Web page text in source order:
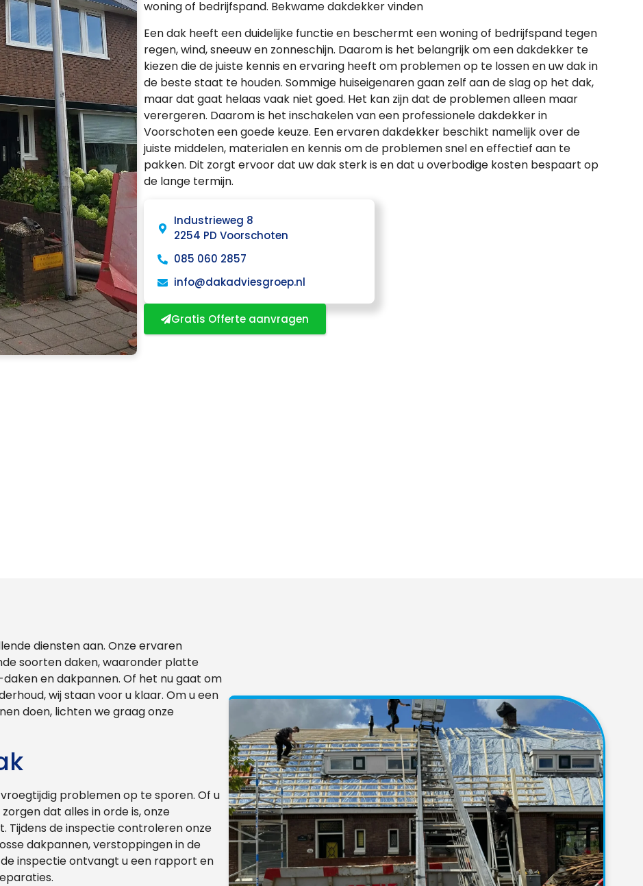
woning of bedrijfspand. Bekwame dakdekker vinden
Een dak heeft een duidelijke functie en beschermt een woning of bedrijfspand tegen
regen, wind, sneeuw en zonneschijn. Daarom is het belangrijk om een dakdekker te
kiezen die de juiste kennis en ervaring heeft om problemen op te lossen en uw dak in
de beste staat te houden. Sommige huiseigenaren gaan zelf aan de slag op het dak,
maar dat gaat helaas vaak niet goed. Het kan zijn dat de problemen alleen maar
verergeren. Daarom is het inschakelen van een professionele dakdekker in
Voorschoten een goede keuze. Een ervaren dakdekker beschikt namelijk over de
juiste middelen, materialen en kennis om de problemen snel en effectief aan te
pakken. Dit zorgt ervoor dat uw dak sterk is en dat u overbodige kosten bespaart op
de lange termijn.
Industrieweg 8
2254 PD Voorschoten
085 060 2857
info@dakadviesgroep.nl
Gratis Offerte aanvragen
diensten aan. Onze ervaren
soorten daken, waaronder platte
en dakpannen. Of het nu gaat om
wij staan voor u klaar. Om u een
doen, lichten we graag onze
problemen op te sporen. Of u
dat alles in orde is, onze
Tijdens de inspectie controleren onze
dakpannen, verstoppingen in de
inspectie ontvangt u een rapport en